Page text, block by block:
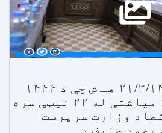
نن یکشنبه د ۲۱/۳/۱۴۰۲ هـ ش چې د ۱۴۴۴
کال ذوالقعدې د میاشتې له ۲۲ نیټې سره
وزارت سرپرست
محمد حنیف د